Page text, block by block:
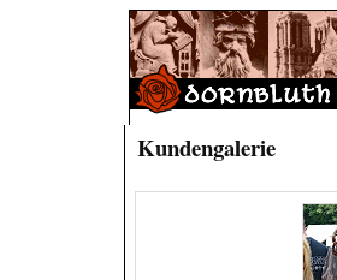
Kundengalerie